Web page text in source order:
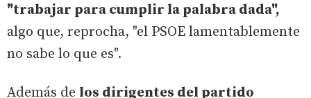
"trabajar para cumplir la palabra dada",
algo que, reprocha, "el PSOE lamentablemente
no sabe lo que es".
Además de los dirigentes del partido